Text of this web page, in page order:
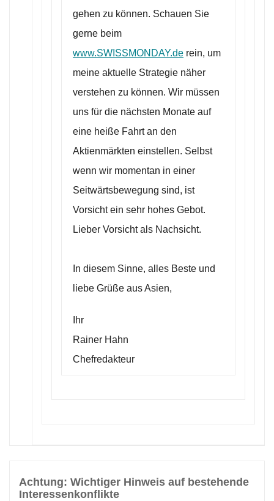
gehen zu können. Schauen Sie
gerne beim
www.SWISSMONDAY.de rein, um
meine aktuelle Strategie näher
verstehen zu können. Wir müssen
uns für die nächsten Monate auf
eine heiße Fahrt an den
Aktienmärkten einstellen. Selbst
wenn wir momentan in einer
Seitwärtsbewegung sind, ist
Vorsicht ein sehr hohes Gebot.
Lieber Vorsicht als Nachsicht.
In diesem Sinne, alles Beste und
liebe Grüße aus Asien,
Ihr
Rainer Hahn
Chefredakteur
Achtung: Wichtiger Hinweis auf bestehende
Interessenkonflikte